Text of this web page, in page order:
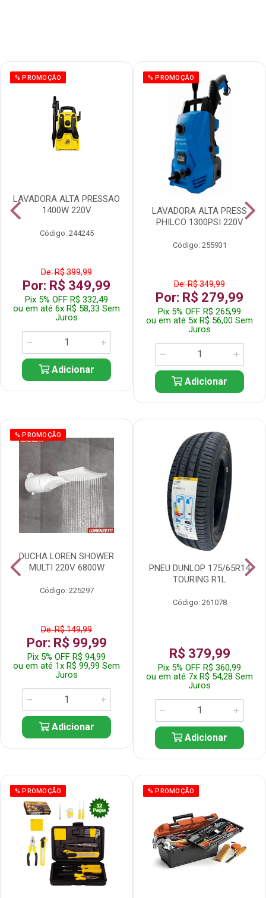
% PROMOÇÃO
LAVADORA ALTA PRESSAO
1400W 220V
Código: 244245
De: R$ 399,99
Por: R$ 349,99
Pix 5% OFF R$ 332,49
ou em até 6x R$ 58,33 Sem
Juros
Adicionar
% PROMOÇÃO
LAVADORA ALTA PRESS
PHILCO 1300PSI 220V
Código: 255931
De: R$ 349,99
Por: R$ 279,99
Pix 5% OFF R$ 265,99
ou em até 5x R$ 56,00 Sem
Juros
Adicionar
% PROMOÇÃO
DUCHA LOREN SHOWER
MULTI 220V 6800W
Código: 225297
De: R$ 149,99
Por: R$ 99,99
Pix 5% OFF R$ 94,99
ou em até 1x R$ 99,99 Sem
Juros
Adicionar
PNEU DUNLOP 175/65R14
TOURING R1L
Código: 261078
R$ 379,99
Pix 5% OFF R$ 360,99
ou em até 7x R$ 54,28 Sem
Juros
Adicionar
% PROMOÇÃO % PROMOÇÃO